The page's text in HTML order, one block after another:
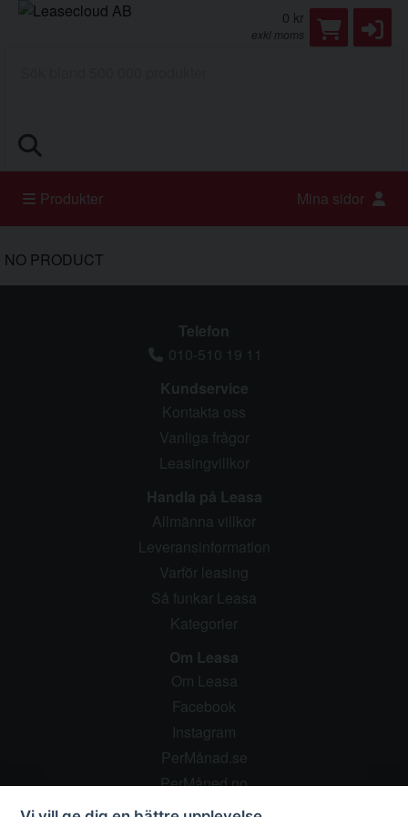
0 kr
exkl moms
Produkter Mina sidor
NO PRODUCT
Telefon
010-510 19 11
Kundservice
Kontakta oss
Vanliga frågor
Leasingvillkor
Handla på Leasa
Allmänna villkor
Leveransinformation
Varför leasing
Så funkar Leasa
Kategorier
Om Leasa
Om Leasa
Facebook
Instagram
PerMånad.se
PerMåned.no
Pressrum